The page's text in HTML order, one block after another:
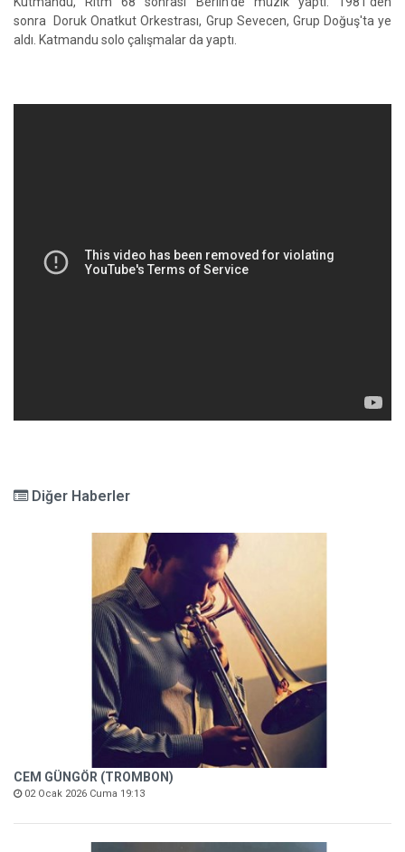
sonra Doruk Onatkut Orkestrası, Grup Sevecen, Grup Doğuş'ta ye
aldı. Katmandu solo çalışmalar da yaptı.
Diğer Haberler
CEM GÜNGÖR (TROMBON)
02 Ocak 2026 Cuma 19:13